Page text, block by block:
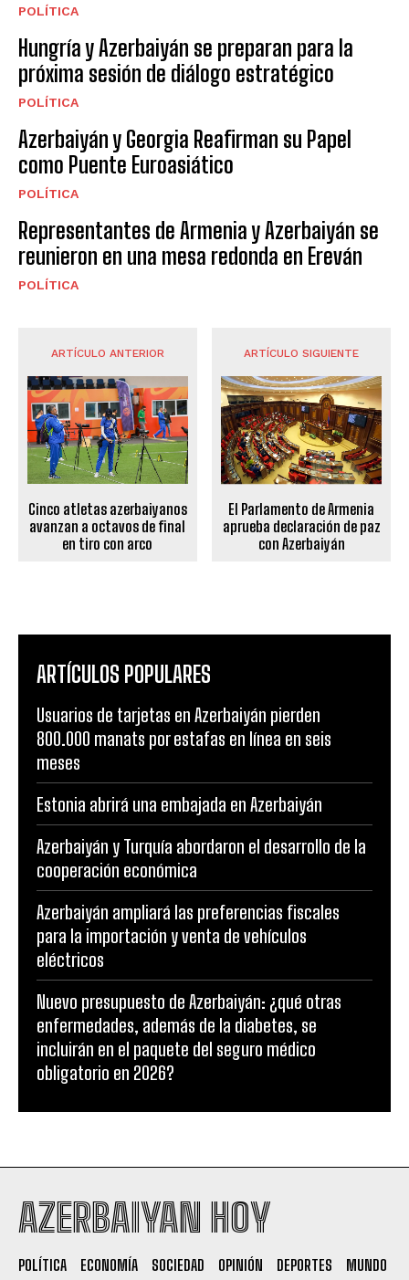
POLÍTICA
Hungría y Azerbaiyán se preparan para la
próxima sesión de diálogo estratégico
POLÍTICA
Azerbaiyán y Georgia Reafirman su Papel
como Puente Euroasiático
POLÍTICA
Representantes de Armenia y Azerbaiyán se
reunieron en una mesa redonda en Ereván
POLÍTICA
ARTÍCULO ANTERIOR
Cinco atletas azerbaiyanos
avanzan a octavos de final
en tiro con arco
ARTÍCULO SIGUIENTE
El Parlamento de Armenia
aprueba declaración de paz
con Azerbaiyán
ARTÍCULOS POPULARES
Usuarios de tarjetas en Azerbaiyán pierden
800.000 manats por estafas en línea en seis
meses
Estonia abrirá una embajada en Azerbaiyán
Azerbaiyán y Turquía abordaron el desarrollo de la
cooperación económica
Azerbaiyán ampliará las preferencias fiscales
para la importación y venta de vehículos
eléctricos
Nuevo presupuesto de Azerbaiyán: ¿qué otras
enfermedades, además de la diabetes, se
incluirán en el paquete del seguro médico
obligatorio en 2026?
AZERBAIYAN HOY
POLÍTICA ECONOMÍA SOCIEDAD OPINIÓN DEPORTES MUNDO